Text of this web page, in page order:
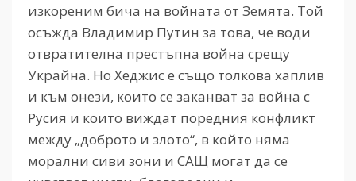
изкореним бича на войната от Земята. Той
осъжда Владимир Путин за това, че води
отвратителна престъпна война срещу
Украйна. Но Хеджис е също толкова хаплив
и към онези, които се заканват за война с
Русия и които виждат поредния конфликт
между „доброто и злото“, в който няма
морални сиви зони и САЩ могат да се